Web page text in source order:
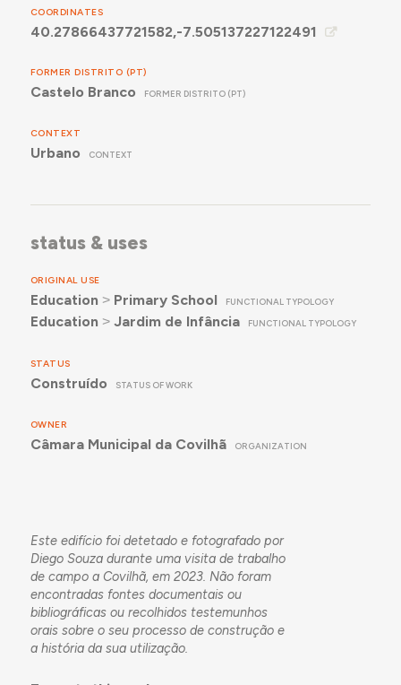
COORDINATES
40.27866437721582,-7.505137227122491
FORMER DISTRITO (PT)
Castelo Branco FORMER DISTRITO (PT)
CONTEXT
Urbano CONTEXT
status & uses
ORIGINAL USE
Education ˃ Primary School FUNCTIONAL TYPOLOGY
Education ˃ Jardim de Infância FUNCTIONAL TYPOLOGY
STATUS
Construído STATUS OF WORK
OWNER
Câmara Municipal da Covilhã ORGANIZATION
Este edifício foi detetado e fotografado por
Diego Souza durante uma visita de trabalho
de campo a Covilhã, em 2023. Não foram
encontradas fontes documentais ou
bibliográficas ou recolhidos testemunhos
orais sobre o seu processo de construção e
a história da sua utilização.